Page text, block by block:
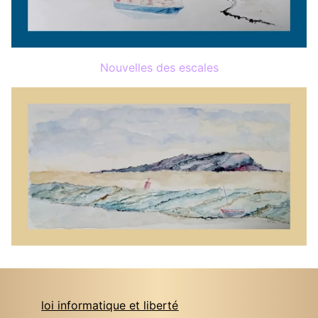
Nouvelles des escales
loi informatique et liberté